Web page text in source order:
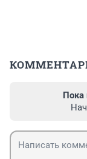
Пока